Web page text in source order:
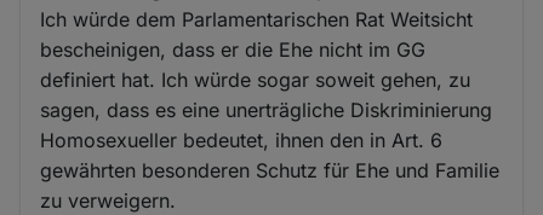
Ich würde dem Parlamentarischen Rat Weitsicht
bescheinigen, dass er die Ehe nicht im GG
definiert hat. Ich würde sogar soweit gehen, zu
sagen, dass es eine unerträgliche Diskriminierung
Homosexueller bedeutet, ihnen den in Art. 6
gewährten besonderen Schutz für Ehe und Familie
zu verweigern.